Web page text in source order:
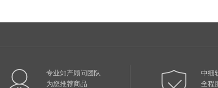
专业知产顾问团队
为您推荐商品
中细
全程